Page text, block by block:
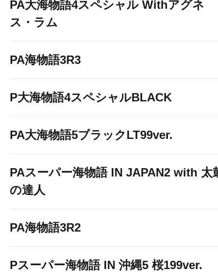
PA大海物語4スペシャル Withアグネ
ス・ラム
PA海物語3R3
P大海物語4スペシャルBLACK
PA大海物語5ブラックLT99ver.
PAスーパー海物語 IN JAPAN2 with 太
の達人
PA海物語3R2
Pスーパー海物語 IN 沖縄5 桜199ver.